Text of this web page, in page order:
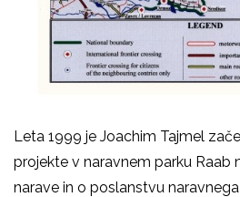
Leta 1999 je Joachim Tajmel
projekte v naravnem parku Raab
narave in o poslanstvu